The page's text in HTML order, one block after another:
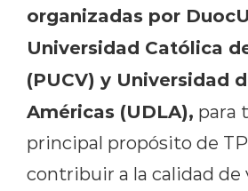
organizadas por
Universidad Católica
(PUCV) y Universidad
Américas (UDLA), para
principal propósito de
contribuir a la calidad de